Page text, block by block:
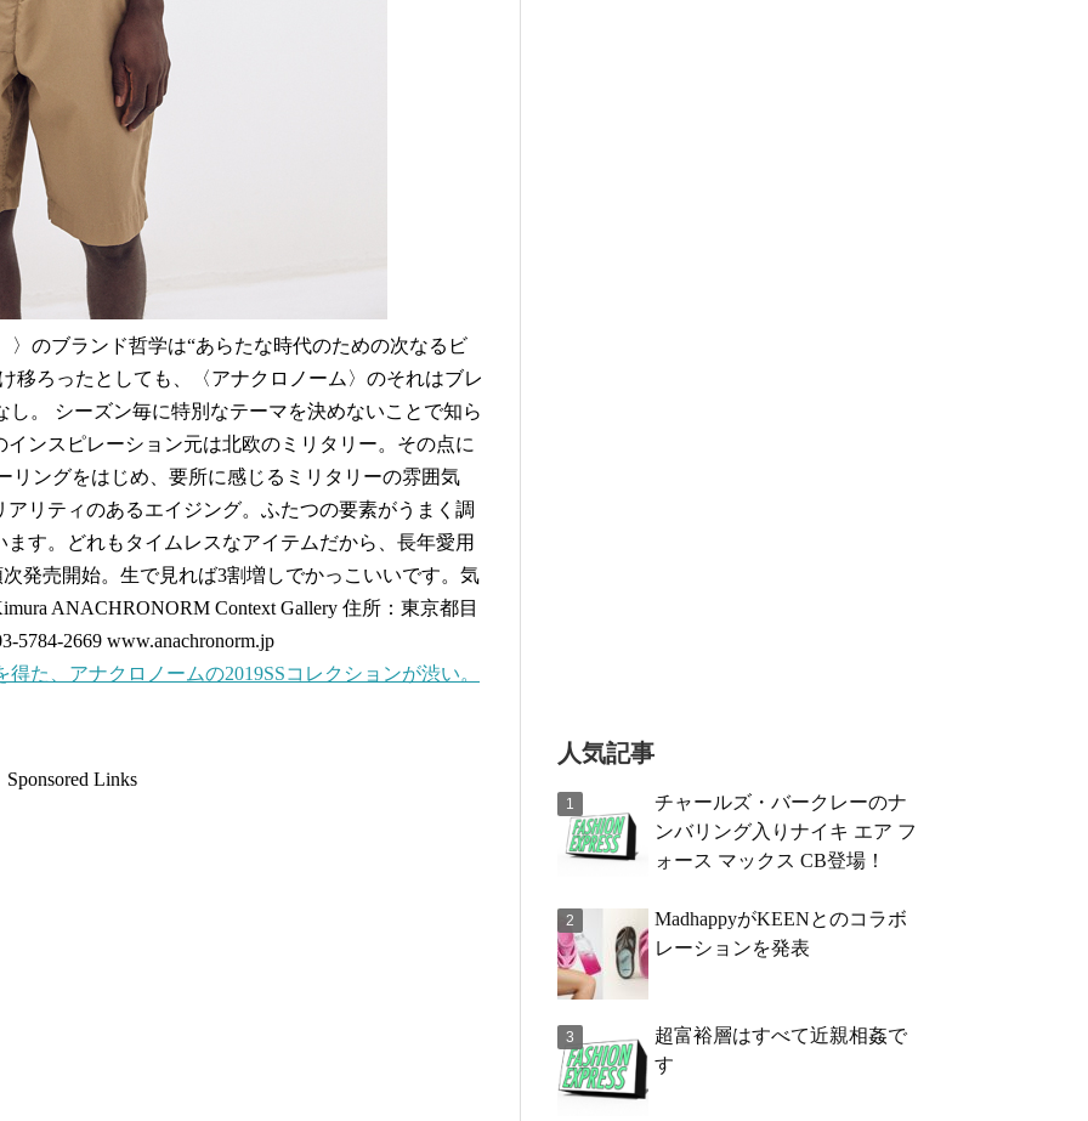
のブランド哲学は“あらたな時代のための次なるビ
移ろったとしても、〈アナクロノーム〉のそれはブレ
し。 シーズン毎に特別なテーマを決めないことで知ら
ンスピレーション元は北欧のミリタリー。その点に
リングをはじめ、要所に感じるミリタリーの雰囲気
リティのあるエイジング。ふたつの要素がうまく調
す。どれもタイムレスなアイテムだから、長年愛用
発売開始。生で見れば3割増しでかっこいいです。気
ANACHRONORM Context Gallery 住所：東京都目
2669 www.anachronorm.jp
た、アナクロノームの2019SSコレクションが渋い。
Sponsored Links
人気記事
チャールズ・バークレーのナ
ンバリング入りナイキ エア フ
ォース マックス CB登場！
MadhappyがKEENとのコラボ
レーションを発表
超富裕層はすべて近親相姦で
す